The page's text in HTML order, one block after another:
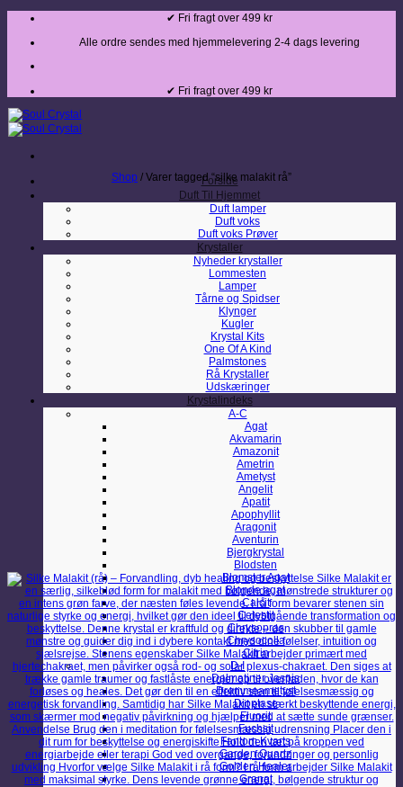
Fortsæt
indhold
✔ Fri fragt over 499 kr
Alle ordre sendes med hjemmelevering 2-4 dags levering
✔ Fri fragt over 499 kr
Forside
Duft Til Hjemmet
Duft lamper
Duft voks
Duft voks Prøver
Krystaller
Nyheder krystaller
Lommesten
Lamper
Tårne og Spidser
Klynger
Kugler
Krystal Kits
One Of A Kind
Palmstones
Rå Krystaller
Udskæringer
Krystalindeks
A-C
Agat
Akvamarin
Amazonit
Ametrin
Ametyst
Angelit
Apatit
Apophyllit
Aragonit
Aventurin
Bjergkrystal
Blodsten
Blomster Agat
Blonde agat
Calcit
Celestit
Chrysopras
Chrysocolla
Citrin
D-I
Dalmatiner Jaspis
Drømmeametyst
Dioptase
Fluorit
Fuchsit
Fantom Kvarts
Garden Quartz
Golden Healer
Granat
Shop / Varer tagged “silke malakit rå”